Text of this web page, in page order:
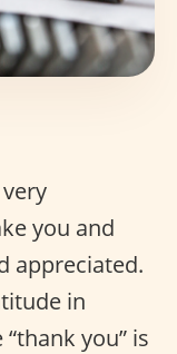
you and
appreciated.
in
you” is